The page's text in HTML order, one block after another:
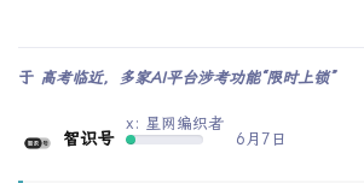
于 高考临近，多家AI平台涉考功能“限时上锁”
智识号
x: 星网编织者
6月7日